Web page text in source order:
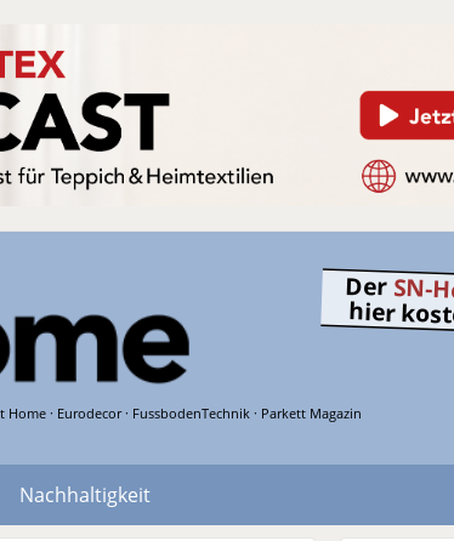
· Eurodecor · FussbodenTechnik · Parkett Magazin
Der SN-
hier
Nachhaltigkeit